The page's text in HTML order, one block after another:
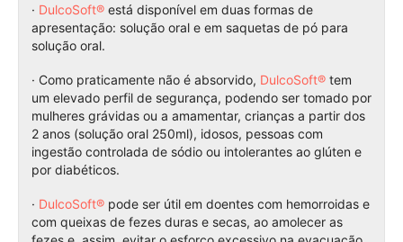
· DulcoSoft® está disponível em duas formas de
apresentação: solução oral e em saquetas de pó para
solução oral.
· Como praticamente não é absorvido, DulcoSoft® tem
um elevado perfil de segurança, podendo ser tomado por
mulheres grávidas ou a amamentar, crianças a partir dos
2 anos (solução oral 250ml), idosos, pessoas com
ingestão controlada de sódio ou intolerantes ao glúten e
por diabéticos.
· DulcoSoft® pode ser útil em doentes com hemorroidas e
com queixas de fezes duras e secas, ao amolecer as